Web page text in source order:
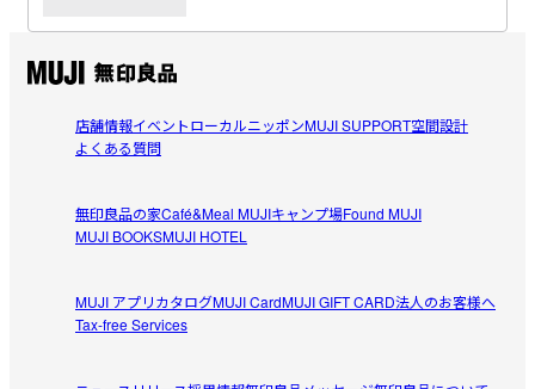
※お客様のご都合による出荷後の返品・キャンセル・交換は承れ
ません。
商品表示情報(原材料・アレルギー・製造所固
有記号等)
受取手段店舗受け取り可・コンビニ受け取り可
本当に辛くない！
す。辛味の少ないカレー(唐辛子マークが２つくらいまで)
も食べられるのですが、辛過ぎると無理なので、辛くない
参考になった（0人）
美味しかった
辛くないので子供も食べられそうです
店舗情報イベントローカルニッポンMUJI SUPPORT空間設計
よくある質問
無印良品の家Café&Meal MUJIキャンプ場Found MUJI
MUJI BOOKSMUJI HOTEL
MUJI アプリカタログMUJI CardMUJI GIFT CARD法人のお客様へ
Tax-free Services